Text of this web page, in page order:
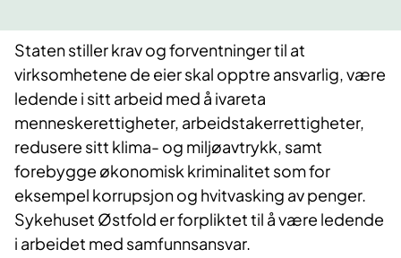
Staten stiller krav og forventninger til at
virksomhetene de eier skal opptre ansvarlig, være
ledende i sitt arbeid med å ivareta
menneskerettigheter, arbeidstakerrettigheter,
redusere sitt klima- og miljøavtrykk, samt
forebygge økonomisk kriminalitet som for
eksempel korrupsjon og hvitvasking av penger.
Sykehuset Østfold er forpliktet til å være ledende
i arbeidet med samfunnsansvar.